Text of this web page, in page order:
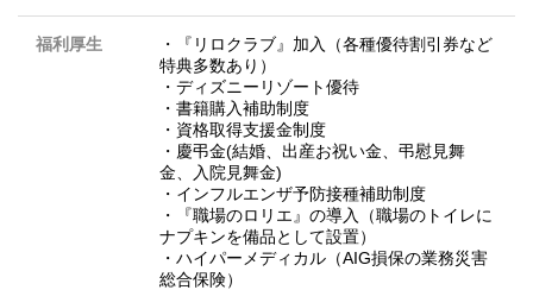
福利厚生
・『リロクラブ』加入（各種優待割引券など
特典多数あり）
・ディズニーリゾート優待
・書籍購入補助制度
・資格取得支援金制度
・慶弔金(結婚、出産お祝い金、弔慰見舞
金、入院見舞金)
・インフルエンザ予防接種補助制度
・『職場のロリエ』の導入（職場のトイレに
ナプキンを備品として設置）
・ハイパーメディカル（AIG損保の業務災害
総合保険）